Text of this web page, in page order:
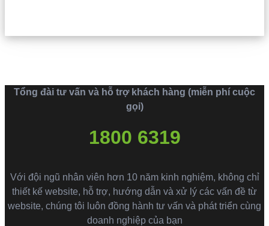
Tổng đài tư vấn và hỗ trợ khách hàng (miễn phí cuộc
gọi)
1800 6319
Với đội ngũ nhân viên hơn 10 năm kinh nghiệm, không chỉ
thiết kế website, hỗ trợ, hướng dẫn và xử lý các vấn đề từ
website, chúng tôi luôn đồng hành tư vấn và phát triển cùng
doanh nghiệp của bạn